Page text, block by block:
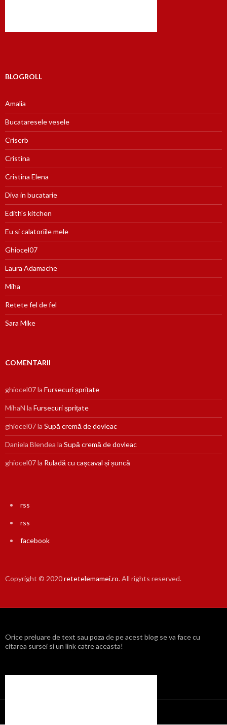
BLOGROLL
Amalia
Bucataresele vesele
Criserb
Cristina
Cristina Elena
Diva in bucatarie
Edith's kitchen
Eu si calatoriile mele
Ghiocel07
Laura Adamache
Miha
Retete fel de fel
Sara Mike
COMENTARII
ghiocel07la Fursecuri șprițate
MihaN la Fursecuri șprițate
ghiocel07la Supă cremă de dovleac
Daniela Blendea la Supă cremă de dovleac
ghiocel07la Ruladă cu cașcaval și șuncă
rss
rss
facebook
Copyright © 2020retetelemamei.ro. All rights reserved.
Orice preluare de text sau poza de pe acest blog se va face cu
citarea sursei si un link catre aceasta!